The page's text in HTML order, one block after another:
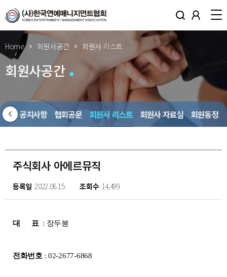
Home 회원사공간 회원사 리스트
회원사공간
원사 공지사항 협회공문 회원사 리스트 회원사 자료실 회원동정
주식회사 아에르뮤직
등록일 2022.06.15 조회수 14,499
대 표 : 장두봉
전화번호 : 02-2677-6868